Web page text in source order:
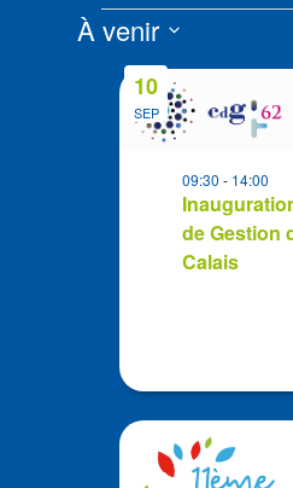
Évènements
À venir
Sélectionnez
List
events
SEP
10
de Gestion
Calais
09:30- 14:00